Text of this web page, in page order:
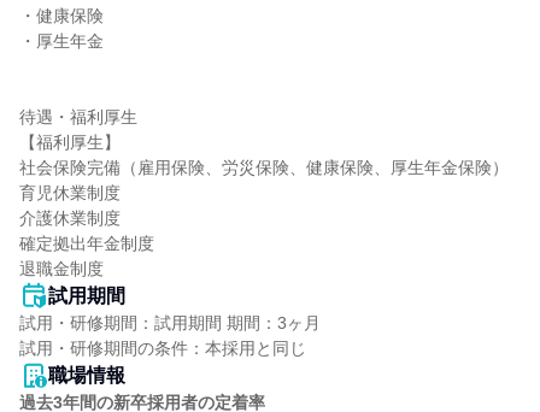
・健康保険
・厚生年金
待遇・福利厚生
【福利厚生】
社会保険完備（雇用保険、労災保険、健康保険、厚生年金保険）
育児休業制度
介護休業制度
確定拠出年金制度
退職金制度
試用期間
試用・研修期間：試用期間 期間：3ヶ月
職場情報
過去3年間の新卒採用者の定着率